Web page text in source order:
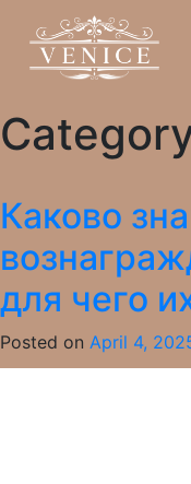
Каково
для чего
Posted on April 4,